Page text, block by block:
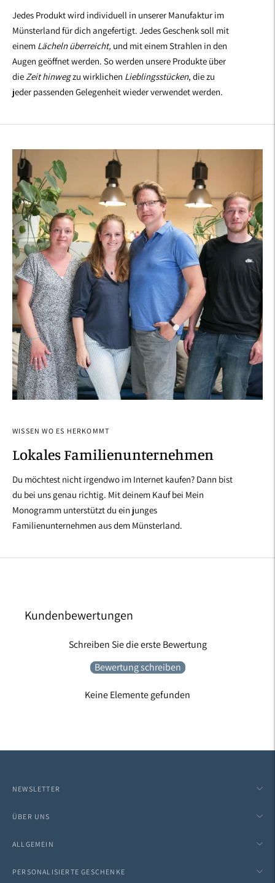
Jedes Produkt wird individuell in unserer Manufaktur im
Münsterland für dich angefertigt. Jedes Geschenk soll mit
einem Lächeln überreicht, und mit einem Strahlen in den
Augen geöffnet werden. So werden unsere Produkte über
dieZeit hinwegzu wirklichen Lieblingsstücken, die zu
jeder passenden Gelegenheit wieder verwendet werden.
WISSEN WO ES HERKOMMT
Lokales Familienunternehmen
Du möchtest nicht irgendwo im Internet kaufen? Dann bist
du bei uns genau richtig. Mit deinem Kauf bei Mein
Monogramm unterstützt du ein junges
Familienunternehmen aus dem Münsterland.
Kundenbewertungen
Schreiben Sie die erste Bewertung
Bewertung schreiben
Keine Elemente gefunden
NEWSLETTER
ÜBER UNS
ALLGEMEIN
PERSONALISIERTE GESCHENKE